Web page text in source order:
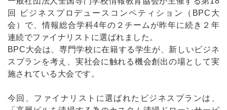
回 ビジネスプロデュースコンペティション（BPC大
会）で、情報総合学科4年の２チームが昨年に続き２年
連続でファイナリストに選ばれました。
BPC大会は、専門学校に在籍する学生が、新しいビジネ
スプランを考え、実社会に触れる機会創出の場として実
施されている大会です。
今回、ファイナリストに選ばれたビジネスプランは、